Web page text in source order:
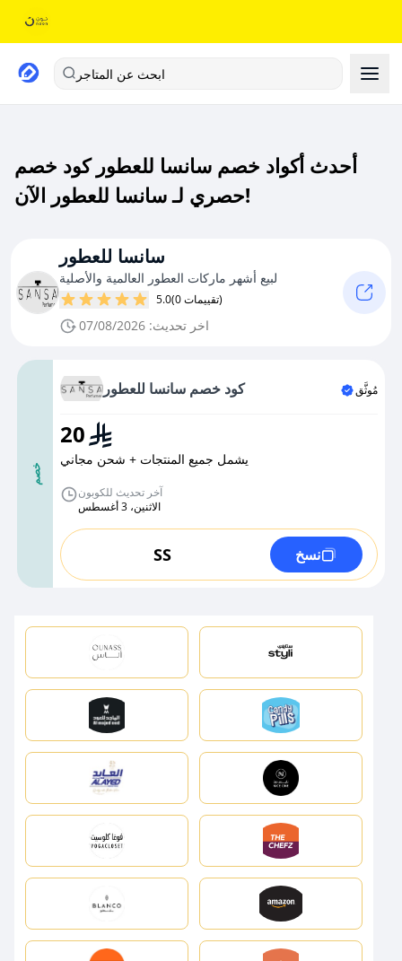
ابحث عن المتاجر
أحدث أكواد خصم سانسا للعطور كود خصم
حصري لـ سانسا للعطور الآن!
سانسا للعطور
لبيع أشهر ماركات العطور العالمية والأصلية
5.0 (0 تقييمات)
اخر تحديث: 07/08/2026
خصم
كود خصم سانسا للعطور مُوثَّق
20
يشمل جميع المنتجات + شحن مجاني
آخر تحديث للكوبون
الاثنين، 3 أغسطس
SS نسخ